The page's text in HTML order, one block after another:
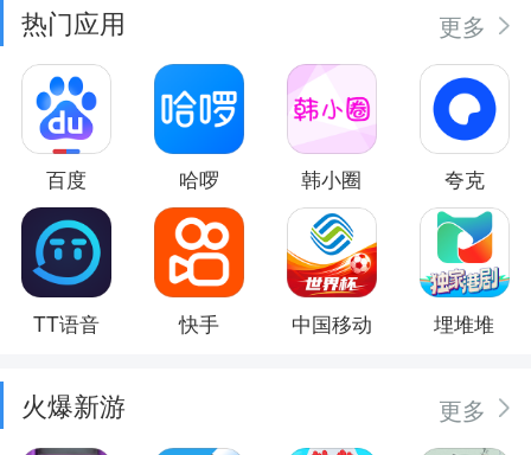
热门应用 更多
百度 哈啰 韩小圈 夸克
TT语音 快手 中国移动 埋堆堆
火爆新游 更多